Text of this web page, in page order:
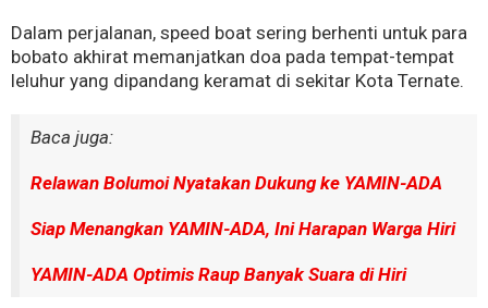
Dalam perjalanan, speed boat sering berhenti untuk para
bobato akhirat memanjatkan doa pada tempat-tempat
leluhur yang dipandang keramat di sekitar Kota Ternate.
Baca juga:
Relawan Bolumoi Nyatakan Dukung ke YAMIN-ADA
Siap Menangkan YAMIN-ADA, Ini Harapan Warga Hiri
YAMIN-ADA Optimis Raup Banyak Suara di Hiri